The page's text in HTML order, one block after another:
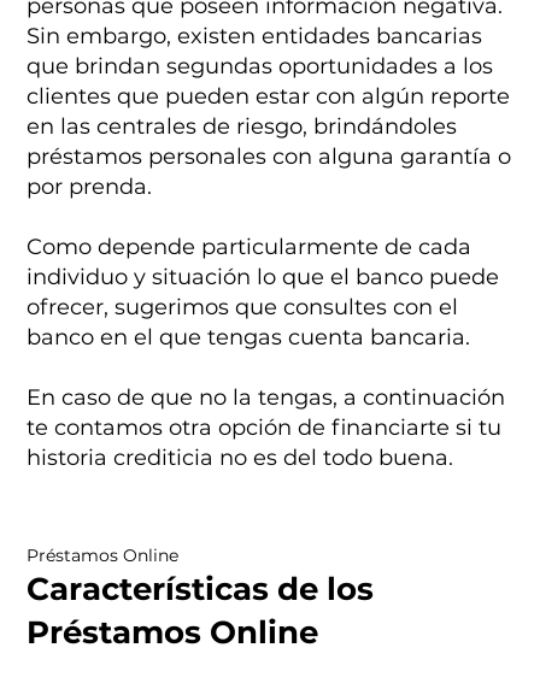
Préstamos Online
Características de los
Préstamos Online
personas que poseen información negativa.
Sin embargo, existen entidades bancarias
que brindan segundas oportunidades a los
clientes que pueden estar con algún reporte
en las centrales de riesgo, brindándoles
préstamos personales con alguna garantía o
por prenda.
Como depende particularmente de cada
individuo y situación lo que el banco puede
ofrecer, sugerimos que consultes con el
banco en el que tengas cuenta bancaria.
En caso de que no la tengas, a continuación
te contamos otra opción de financiarte si tu
historia crediticia no es del todo buena.